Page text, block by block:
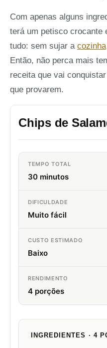
Com apenas alguns
terá um petisco crocante
tudo: sem sujar a cozinha
Então, não perca mais
receita que vai
que provarem.
Chips de
TEMPO TOTAL
30 minutos
DIFICULDADE
Muito fácil
CUSTO ESTIMADO
Baixo
RENDIMENTO
4 porções
INGREDIENTES · 4